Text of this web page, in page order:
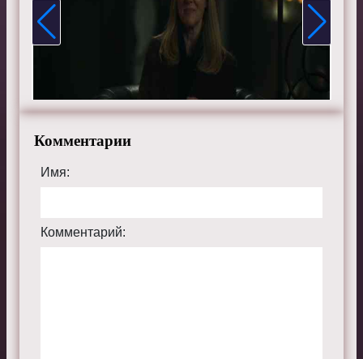
Смотрите онлайн 4 сезон 5 серию «
» бесплатно
в хорошем HD качестве, на телефоне, планшете, пк
или телевизоре на сайте tvozark.ru.
Комментарии
Имя:
Комментарий: